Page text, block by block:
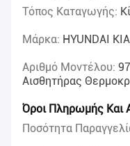
Τόπος Καταγωγής:
Μάρκα: HYUNDAI KIA
Αριθμό Μοντέλου:
Αισθητήρας
Όροι Πληρωμής Και
Ποσότητα